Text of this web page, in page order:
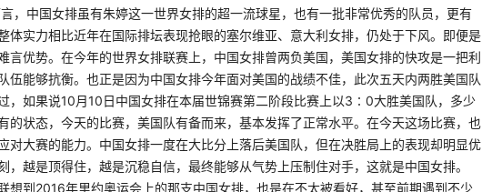
，中国女排虽有朱婷这一世界女排的超一流球星，也有一批非常优秀的队员，更有
体实力相比近年在国际排坛表现抢眼的塞尔维亚、意大利女排，仍处于下风。即便是
言优势。在今年的世界女排联赛上，中国女排曾两负美国，美国女排的快攻是一把利
伍能够抗衡。也正是因为中国女排今年面对美国的战绩不佳，此次五天内两胜美国队
，如果说10月10日中国女排在本届世锦赛第二阶段比赛上以3∶0大胜美国队，多少
的状态，今天的比赛，美国队有备而来，基本发挥了正常水平。在今天这场比赛，也
对大赛的能力。中国女排一度在大比分上落后美国队，但在决胜局上的表现却明显优
，越是顶得住，越是沉稳自信，最终能够从气势上压制住对手，这就是中国女排。
想到2016年里约奥运会上的那支中国女排，也是在不太被看好，甚至前期遇到不少